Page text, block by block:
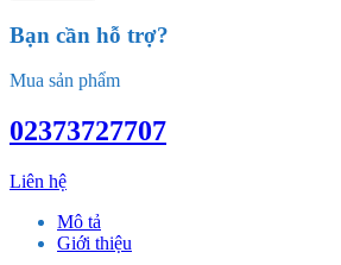
Bạn cần hỗ trợ?
Mua sản phẩm
02373727707
Liên hệ
Mô tả
Giới thiệu